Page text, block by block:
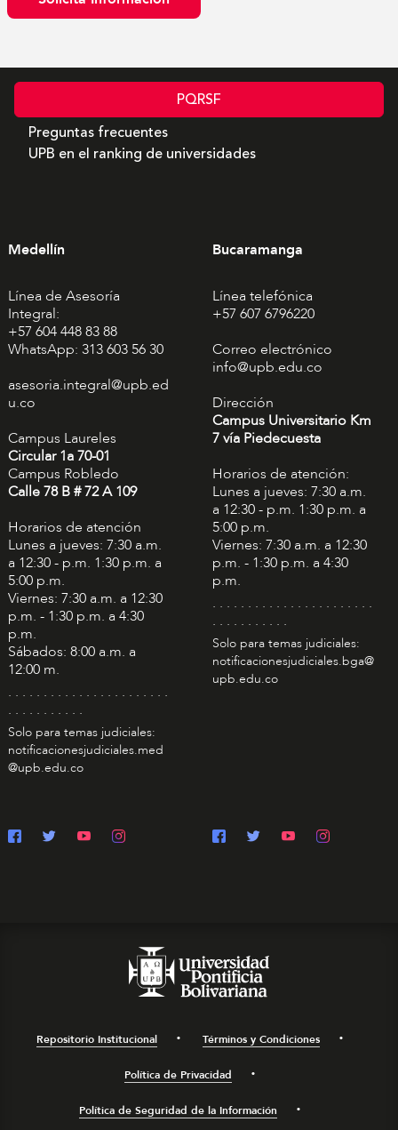
PQRSF
Preguntas frecuentes
UPB en el ranking de universidades
Medellín
Línea de Asesoría
Integral:
+57 604 448 83 88
WhatsApp: 313 603 56 30
asesoria.integral@upb.ed
u.co
Campus Laureles
Circular 1a 70-01
Campus Robledo
Calle 78 B # 72 A 109
Horarios de atención
Lunes a jueves: 7:30 a.m.
a 12:30 - p.m. 1:30 p.m. a
5:00 p.m.
Viernes: 7:30 a.m. a 12:30
p.m. - 1:30 p.m. a 4:30
p.m.
Sábados: 8:00 a.m. a
12:00 m.
. . . . . . . . . . . . . . . . . . . . . . .
. . . . . . . . . . .
Solo para temas judiciales:
notificacionesjudiciales.med
@upb.edu.co
Bucaramanga
Línea telefónica
+57 607 6796220
Correo electrónico
info@upb.edu.co
Dirección
Campus Universitario Km
7 vía Piedecuesta
Horarios de atención:
Lunes a jueves: 7:30 a.m.
a 12:30 - p.m. 1:30 p.m. a
5:00 p.m.
Viernes: 7:30 a.m. a 12:30
p.m. - 1:30 p.m. a 4:30
p.m.
. . . . . . . . . . . . . . . . . . . . . . .
. . . . . . . . . . .
Solo para temas judiciales:
notificacionesjudiciales.bga@
upb.edu.co
Repositorio Institucional Términos y Condiciones
Política de Privacidad
Política de Seguridad de la Información